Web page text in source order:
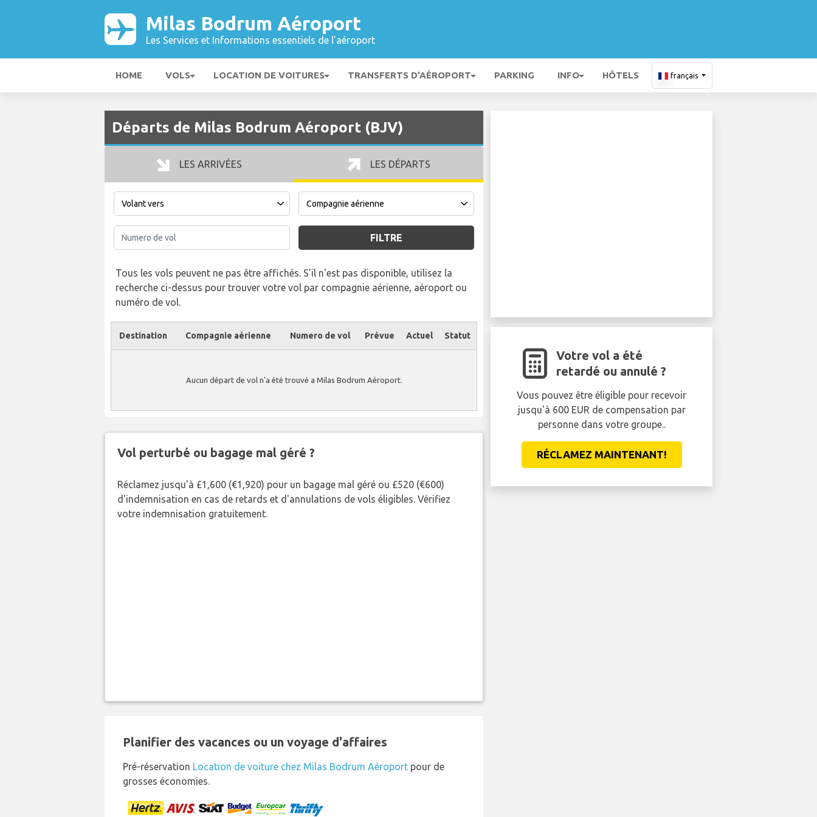
Milas Bodrum Aéroport
Les Services et Informations essentiels de l’aéroport
HOME VOLS LOCATION DE VOITURES TRANSFERTS D'AÉROPORT PARKING INFO HÔTELS français
Départs de Milas Bodrum Aéroport (BJV)
LES ARRIVÉES LES DÉPARTS
FILTRE
Tous les vols peuvent ne pas être affichés. S'il n'est pas disponible, utilisez la
recherche ci-dessus pour trouver votre vol par compagnie aérienne, aéroport ou
numéro de vol.
Destination Compagnie aérienne Numero de vol Prévue Actuel Statut
Aucun départ de vol n'a été trouvé a Milas Bodrum Aéroport.
Vol perturbé ou bagage mal géré ?
Réclamez jusqu'à £1,600 (€1,920) pour un bagage mal géré ou £520 (€600)
d'indemnisation en cas de retards et d'annulations de vols éligibles. Vérifiez
votre indemnisation gratuitement.
Planifier des vacances ou un voyage d'affaires
Pré-réservation Location de voiture chez Milas Bodrum Aéroport pour de
grosses économies.
Votre vol a été
retardé ou annulé ?
Vous pouvez être éligible pour recevoir
jusqu'à 600 EUR de compensation par
personne dans votre groupe..
RÉCLAMEZ MAINTENANT!